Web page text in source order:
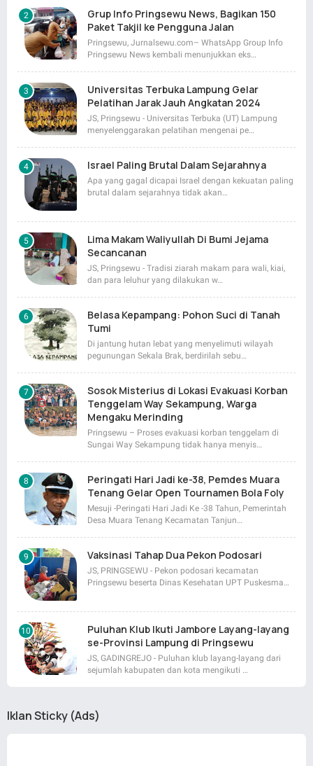
Grup Info Pringsewu News, Bagikan 150
Paket Takjil ke Pengguna Jalan
Pringsewu, Jurnalsewu.com– WhatsApp Group Info
Pringsewu News kembali menunjukkan eks…
Universitas Terbuka Lampung Gelar
Pelatihan Jarak Jauh Angkatan 2024
JS, Pringsewu - Universitas Terbuka (UT) Lampung
menyelenggarakan pelatihan mengenai pe…
Israel Paling Brutal Dalam Sejarahnya
Apa yang gagal dicapai Israel dengan kekuatan paling
brutal dalam sejarahnya tidak akan…
Lima Makam Waliyullah Di Bumi Jejama
Secancanan
JS, Pringsewu - Tradisi ziarah makam para wali, kiai,
dan para leluhur yang dilakukan w…
Belasa Kepampang: Pohon Suci di Tanah
Tumi
Di jantung hutan lebat yang menyelimuti wilayah
pegunungan Sekala Brak, berdirilah sebu…
Sosok Misterius di Lokasi Evakuasi Korban
Tenggelam Way Sekampung, Warga
Mengaku Merinding
Pringsewu – Proses evakuasi korban tenggelam di
Sungai Way Sekampung tidak hanya menyis…
Peringati Hari Jadi ke-38, Pemdes Muara
Tenang Gelar Open Tournamen Bola Foly
Mesuji -Peringati Hari Jadi Ke -38 Tahun, Pemerintah
Desa Muara Tenang Kecamatan Tanjun…
Vaksinasi Tahap Dua Pekon Podosari
JS, PRINGSEWU - Pekon podosari kecamatan
Pringsewu beserta Dinas Kesehatan UPT Puskesma…
Puluhan Klub Ikuti Jambore Layang-layang
se-Provinsi Lampung di Pringsewu
JS, GADINGREJO - Puluhan klub layang-layang dari
sejumlah kabupaten dan kota mengikuti …
Iklan Sticky (Ads)